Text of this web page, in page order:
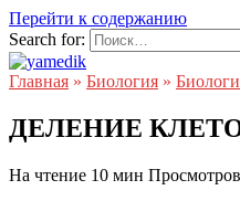
Перейти к содержанию
Search for:
Главная » Биология »
ДЕЛЕНИЕ
На чтение 10 мин Просмотров